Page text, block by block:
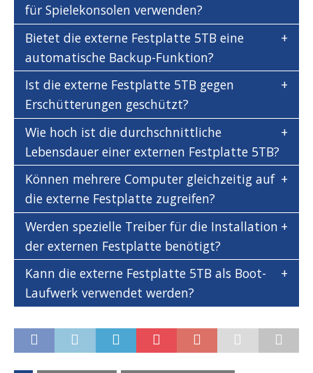
für Spielekonsolen verwenden?
Bietet die externe Festplatte 5TB eine
automatische Backup-Funktion?
Ist die externe Festplatte 5TB gegen
Erschütterungen geschützt?
Wie hoch ist die durchschnittliche
Lebensdauer einer externen Festplatte 5TB?
Können mehrere Computer gleichzeitig auf
die externe Festplatte zugreifen?
Werden spezielle Treiber für die Installation
der externen Festplatte benötigt?
Kann die externe Festplatte 5TB als Boot-
Laufwerk verwendet werden?